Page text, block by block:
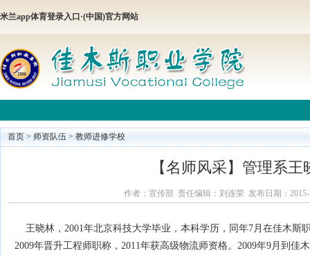
米兰app体育登录入口·(中国)官方网站
首页 > 师资队伍 > 教师进修学校
【名师风采】管理系王
作者：宣传部 责任编辑：刘连荣 发布日期：2015-
王晓林，2001年北京科技大学毕业，本科学历，同年7月在佳木斯
2009年晋升工程师职称，2011年获高级物流师资格。2009年9月到佳